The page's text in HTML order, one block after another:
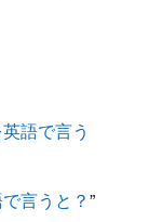
語で言う
言うと？”